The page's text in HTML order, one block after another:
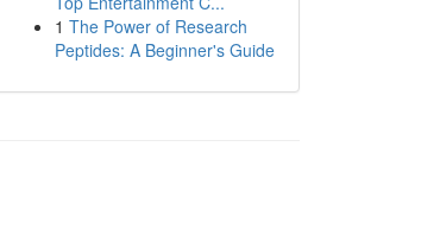
1 The Power of Research
Peptides: A Beginner's Guide